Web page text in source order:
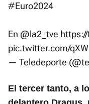
#Euro2024
En @la2_tve
pic.twitter.com/
— Teledeporte
El tercer tanto, a